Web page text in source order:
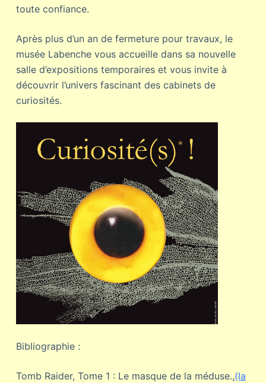
toute confiance.
Après plus d’un an de fermeture pour travaux, le
musée Labenche vous accueille dans sa nouvelle
salle d’expositions temporaires et vous invite à
découvrir l’univers fascinant des cabinets de
curiosités.
Bibliographie :
Tomb Raider, Tome 1 : Le masque de la méduse.,(la